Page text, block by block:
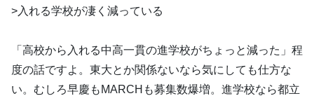
>入れる学校が凄く減っている
「高校から入れる中高一貫の進学校がちょっと減った」程
度の話ですよ。東大とか関係ないなら気にしても仕方な
い。むしろ早慶もMARCHも募集数爆増。進学校なら都立